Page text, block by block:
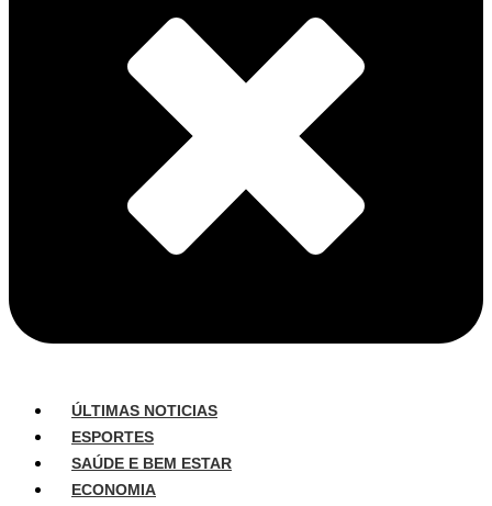
ÚLTIMAS NOTICIAS
ESPORTES
SAÚDE E BEM ESTAR
ECONOMIA